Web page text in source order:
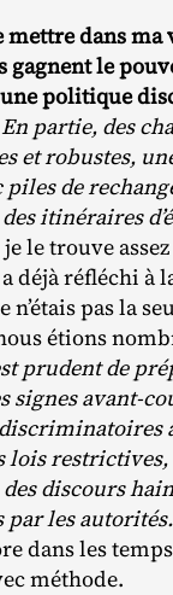
mettre dans ma
gagnent le
politique
En partie, des
et robustes,
piles de
itinéraires
je le trouve
déjà réfléchi à
n’étais pas la
étions
prudent de
signes avant-
lois restrictives,
discours
les autorités.
dans les
méthode.